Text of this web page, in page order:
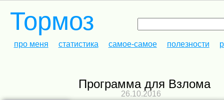
Тормоз
про меня статистика самое-самое полезности
Программа для Взлома
26.10.2016